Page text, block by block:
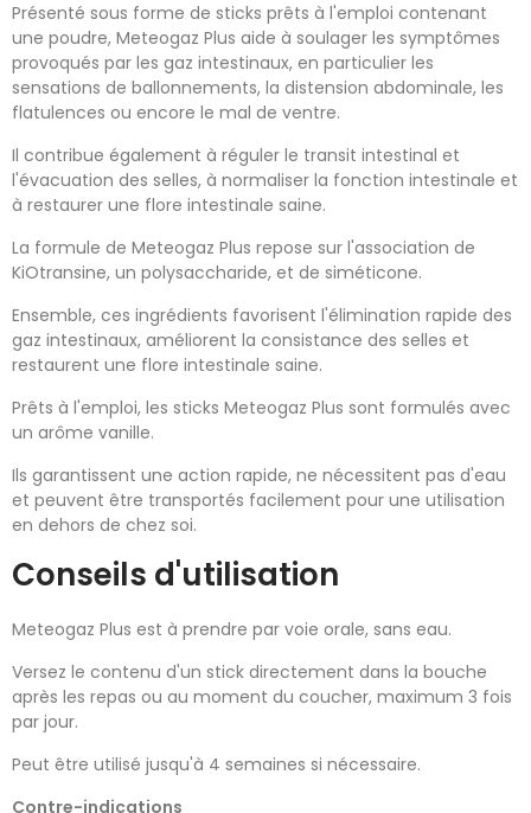
Présenté sous forme de sticks prêts à l'emploi contenant
une poudre, Meteogaz Plus aide à soulager les symptômes
provoqués par les gaz intestinaux, en particulier les
sensations de ballonnements, la distension abdominale, les
flatulences ou encore le mal de ventre.
Il contribue également à réguler le transit intestinal et
l'évacuation des selles, à normaliser la fonction intestinale et
à restaurer une flore intestinale saine.
La formule de Meteogaz Plus repose sur l'association de
KiOtransine, un polysaccharide, et de siméticone.
Ensemble, ces ingrédients favorisent l'élimination rapide des
gaz intestinaux, améliorent la consistance des selles et
restaurent une flore intestinale saine.
Prêts à l'emploi, les sticks Meteogaz Plus sont formulés avec
un arôme vanille.
Ils garantissent une action rapide, ne nécessitent pas d'eau
et peuvent être transportés facilement pour une utilisation
en dehors de chez soi.
Conseils d'utilisation
Meteogaz Plus est à prendre par voie orale, sans eau.
Versez le contenu d'un stick directement dans la bouche
après les repas ou au moment du coucher, maximum 3 fois
par jour.
Peut être utilisé jusqu'à 4 semaines si nécessaire.
Contre-indications